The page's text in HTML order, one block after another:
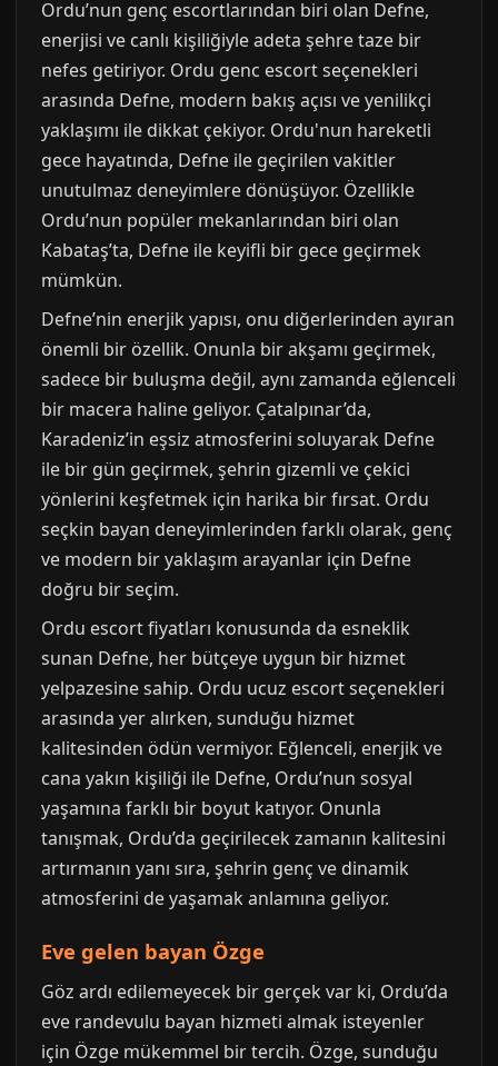
Ordu’nun genç escortlarından biri olan Defne,
enerjisi ve canlı kişiliğiyle adeta şehre taze bir
nefes getiriyor. Ordu genc escort seçenekleri
arasında Defne, modern bakış açısı ve yenilikçi
yaklaşımı ile dikkat çekiyor. Ordu'nun hareketli
gece hayatında, Defne ile geçirilen vakitler
unutulmaz deneyimlere dönüşüyor. Özellikle
Ordu’nun popüler mekanlarından biri olan
Kabataş’ta, Defne ile keyifli bir gece geçirmek
mümkün.
Defne’nin enerjik yapısı, onu diğerlerinden ayıran
önemli bir özellik. Onunla bir akşamı geçirmek,
sadece bir buluşma değil, aynı zamanda eğlenceli
bir macera haline geliyor. Çatalpınar’da,
Karadeniz’in eşsiz atmosferini soluyarak Defne
ile bir gün geçirmek, şehrin gizemli ve çekici
yönlerini keşfetmek için harika bir fırsat. Ordu
seçkin bayan deneyimlerinden farklı olarak, genç
ve modern bir yaklaşım arayanlar için Defne
doğru bir seçim.
Ordu escort fiyatları konusunda da esneklik
sunan Defne, her bütçeye uygun bir hizmet
yelpazesine sahip. Ordu ucuz escort seçenekleri
arasında yer alırken, sunduğu hizmet
kalitesinden ödün vermiyor. Eğlenceli, enerjik ve
cana yakın kişiliği ile Defne, Ordu’nun sosyal
yaşamına farklı bir boyut katıyor. Onunla
tanışmak, Ordu’da geçirilecek zamanın kalitesini
artırmanın yanı sıra, şehrin genç ve dinamik
atmosferini de yaşamak anlamına geliyor.
Eve gelen bayan Özge
Göz ardı edilemeyecek bir gerçek var ki, Ordu’da
eve randevulu bayan hizmeti almak isteyenler
için Özge mükemmel bir tercih. Özge, sunduğu